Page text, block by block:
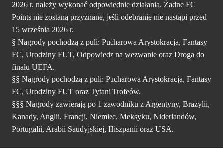
2026 r. należy wykonać odpowiednie działania. Żadne FC
Points nie zostaną przyznane, jeśli odebranie nie nastąpi przed
15 września 2026 r.
§ Nagrody pochodzą z puli: Pucharowa Arystokracja, Fantasy
FC, Urodziny FUT, Odpowiedz na wezwanie oraz Droga do
finału UEFA.
§§ Nagrody pochodzą z puli: Pucharowa Arystokracja, Fantasy
FC, Urodziny FUT oraz Tytani Trofeów.
§§§ Nagrody zawierają po 1 zawodniku z Argentyny, Brazylii,
Kanady, Anglii, Francji, Niemiec, Meksyku, Niderlandów,
Portugalii, Arabii Saudyjskiej, Hiszpanii oraz USA.